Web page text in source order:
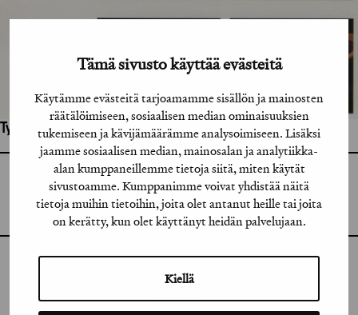
Tämä sivusto käyttää evästeitä
Käytämme evästeitä tarjoamamme sisällön ja mainosten
räätälöimiseen, sosiaalisen median ominaisuuksien
tukemiseen ja kävijämäärämme analysoimiseen. Lisäksi
jaamme sosiaalisen median, mainosalan ja analytiikka-
alan kumppaneillemme tietoja siitä, miten käytät
sivustoamme. Kumppanimme voivat yhdistää näitä
tietoja muihin tietoihin, joita olet antanut heille tai joita
on kerätty, kun olet käyttänyt heidän palvelujaan.
Kiellä
Työhön osallistuneet henkilöt / tahot:
GRAFIA RY
GRAFIA(AT)GRAFIA.FI
UUDENMAANKATU 11 B 9,
00120 HELSINKI
INSTAGRAM
LINKEDIN